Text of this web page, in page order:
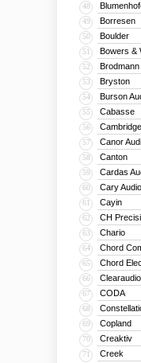
48
49 Borresen
50 Boulder
51 Bowers &
52 Brodmann
53 Bryston
54 Burson
55 Cabasse
56
57 Canor
58 Canton
59 Cardas
60 Cary Audio
61 Cayin
62 CH
63 Chario
64 Chord
65 Chord
66 Clearaudio
67 CODA
68
69 Copland
70 Creaktiv
71 Creek